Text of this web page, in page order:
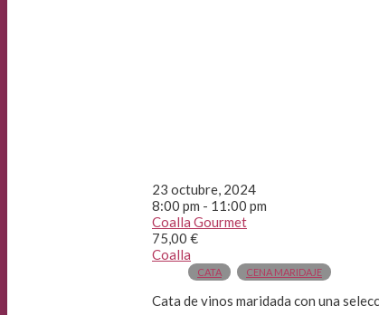
23 octubre, 2024
8:00 pm - 11:00 pm
Coalla Gourmet
75,00 €
Coalla
CATA CENA MARIDAJE
Cata de vinos maridada con una